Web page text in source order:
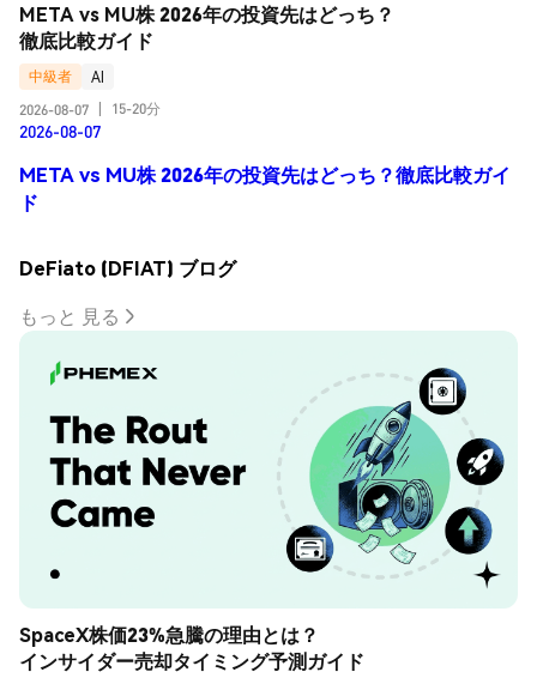
META vs MU株 2026年の投資先はどっち？
徹底比較ガイド
中級者
AI
2026-08-07
15-20分
2026-08-07
META vs MU株 2026年の投資先はどっち？徹底比較ガイ
ド
DeFiato (DFIAT) ブログ
もっと 見る
SpaceX株価23%急騰の理由とは？
インサイダー売却タイミング予測ガイド